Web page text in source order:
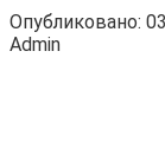
Опубликовано:
Admin